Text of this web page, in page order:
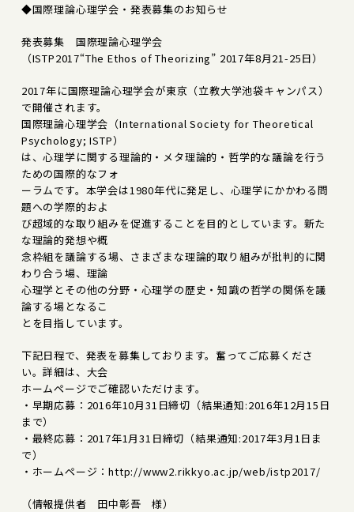
◆国際理論心理学会・発表募集のお知らせ
発表募集 国際理論心理学会
（ISTP2017“The Ethos of Theorizing” 2017年8月21-25日）
2017年に国際理論心理学会が東京（立教大学池袋キャンパス）
で開催されます。
国際理論心理学会（International Society for Theoretical
Psychology; ISTP）
は、心理学に関する理論的・メタ理論的・哲学的な議論を行う
ための国際的なフォ
ーラムです。本学会は1980年代に発足し、心理学にかかわる問
題への学際的およ
び超域的な取り組みを促進することを目的としています。新た
な理論的発想や概
念枠組を議論する場、さまざまな理論的取り組みが批判的に関
わり合う場、理論
心理学とその他の分野・心理学の歴史・知識の哲学の関係を議
論する場となるこ
とを目指しています。
下記日程で、発表を募集しております。奮ってご応募くださ
い。詳細は、大会
ホームページでご確認いただけます。
・早期応募：2016年10月31日締切（結果通知:2016年12月15日
まで）
・最終応募：2017年1月31日締切（結果通知:2017年3月1日ま
で）
・ホームページ：http://www2.rikkyo.ac.jp/web/istp2017/
（情報提供者 田中彰吾 様）